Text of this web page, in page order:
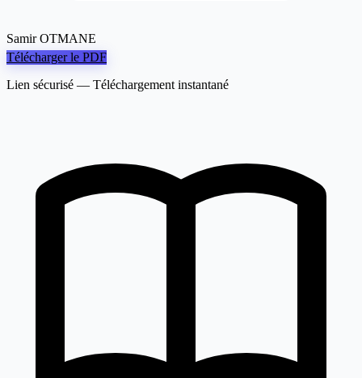
Samir OTMANE
Télécharger le PDF
Lien sécurisé — Téléchargement instantané